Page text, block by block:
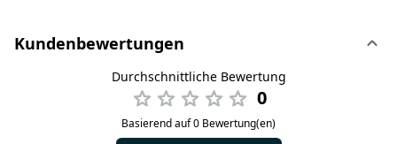
Kundenbewertungen
Durchschnittliche Bewertung
0
Basierend auf 0 Bewertung(en)